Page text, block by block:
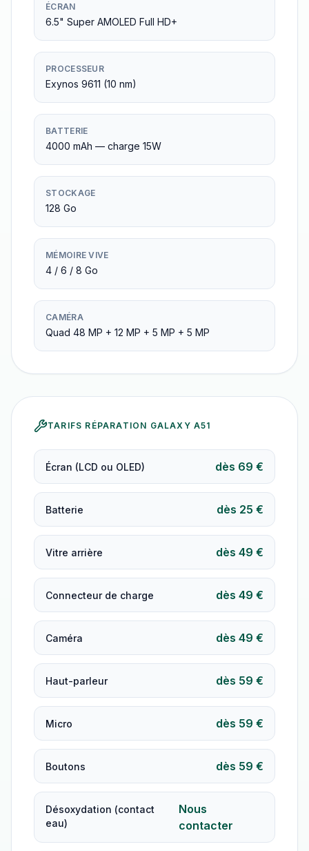
ÉCRAN
6.5" Super AMOLED Full HD+
PROCESSEUR
Exynos 9611 (10 nm)
BATTERIE
4000 mAh — charge 15W
STOCKAGE
128 Go
MÉMOIRE VIVE
4 / 6 / 8 Go
CAMÉRA
Quad 48 MP + 12 MP + 5 MP + 5 MP
TARIFS RÉPARATION GALAXY A51
Écran (LCD ou OLED) dès 69 €
Batterie dès 25 €
Vitre arrière dès 49 €
Connecteur de charge dès 49 €
Caméra dès 49 €
Haut-parleur dès 59 €
Micro dès 59 €
Boutons dès 59 €
Désoxydation (contact
eau)
Nous
contacter